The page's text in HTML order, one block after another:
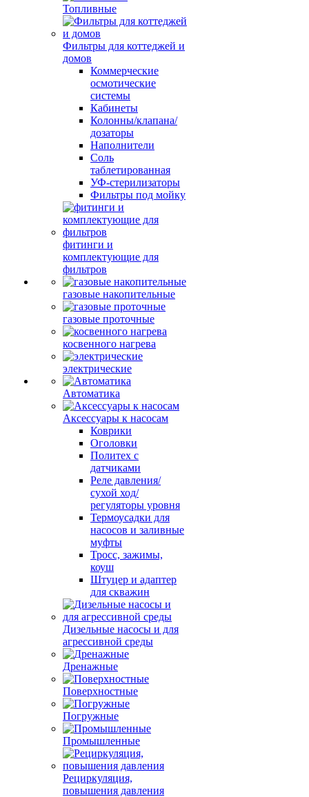
Топливные
Фильтры для коттеджей и
домов
Коммерческие
осмотические
системы
Кабинеты
Колонны/клапана/
дозаторы
Наполнители
Соль
таблетированная
УФ-стерилизаторы
Фильтры под мойку
фитинги и
комплектующие для
фильтров
газовые накопительные
газовые проточные
косвенного нагрева
электрические
Автоматика
Аксессуары к насосам
Коврики
Оголовки
Политех с
датчиками
Реле давления/
сухой ход/
регуляторы уровня
Термоусадки для
насосов и заливные
муфты
Тросс, зажимы,
коуш
Штуцер и адаптер
для скважин
Дизельные насосы и для
агрессивной среды
Дренажные
Поверхностные
Погружные
Промышленные
Рециркуляция,
повышения давления